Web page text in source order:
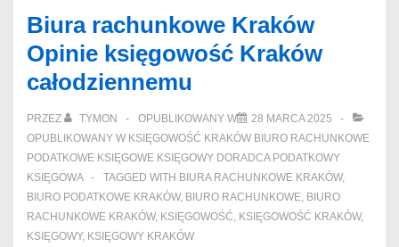
Kraków
Księgowość
babcini
Biura rachunkowe Kraków
Opinie księgowość Kraków
całodziennemu
PRZEZ TYMON OPUBLIKOWANY W
28 MARCA 2025
OPUBLIKOWANY W KSIĘGOWOŚĆ KRAKÓW BIURO RACHUNKOWE
PODATKOWE KSIĘGOWE KSIĘGOWY DORADCA PODATKOWY
KSIĘGOWA
TAGGED WITH BIURA RACHUNKOWE KRAKÓW,
BIURO PODATKOWE KRAKÓW, BIURO RACHUNKOWE, BIURO
RACHUNKOWE KRAKÓW, KSIĘGOWOŚĆ, KSIĘGOWOŚĆ KRAKÓW,
KSIĘGOWY, KSIĘGOWY KRAKÓW